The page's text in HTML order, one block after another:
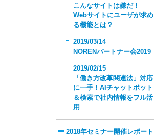
こんなサイトは嫌だ！
Webサイトにユーザが求め
る機能とは？
2019/03/14
NORENパートナー会2019
2019/02/15
「働き方改革関連法」対応
に一手！AIチャットボット
＆検索で社内情報をフル活
用
2018年セミナー開催レポート